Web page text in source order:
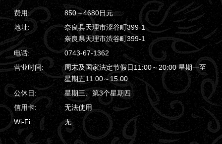
费用:
850～4680日元
地址:
奈良县天理市涩谷町399-1
奈良県天理市渋谷町399-1
电话:
0743-67-1362
营业时间:
周末及国家法定节假日11:00～20:00 星期一至
星期五11:00～15:00
公休日:
星期三、第3个星期四
信用卡:
无法使用
Wi-Fi:
无